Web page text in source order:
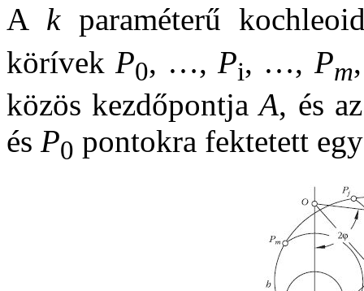
A kparaméterű
körívekP0, …,Pi, …, Pm
közös kezdőpontjaA, és
és P0 pontokra fektetett